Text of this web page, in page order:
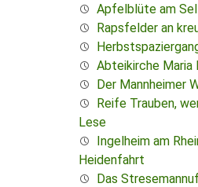
Apfelblüte am
Rapsfelder an
Abteikirche Maria
Der Mannheimer
Reife Trauben,
Lese
Ingelheim am
Heidenfahrt
Das